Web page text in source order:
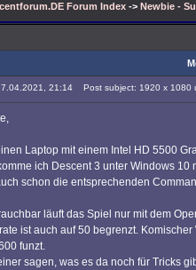
Forum Index -> Newbie -
21:14 Post subject: 1920 x 1080
Laptop mit einem Intel HD 5500
ich Descent 3 unter Windows
schon die entsprechenden
läuft das Spiel nur mit dem
ist auch auf 50 begrenzt.
funzt.
sagen, was es da noch für Tricks